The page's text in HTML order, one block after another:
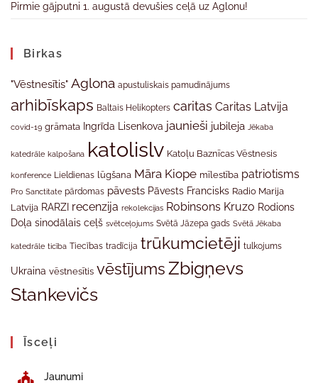
Pirmie gājputni 1. augustā devušies ceļā uz Aglonu!
Birkas
"Vēstnesītis" Aglona apustuliskais pamudinājums
arhibīskaps Baltais Helikopters caritas Caritas Latvija
covid-19 grāmata Ingrīda Lisenkova jaunieši jubileja Jēkaba
katedrāle kalpošana katolislv Katoļu Baznīcas Vēstnesis
konference Lieldienas lūgšana Māra Kiope mīlestība patriotisms
Pro Sanctitate pārdomas pāvests Pāvests Francisks Radio Marija
Latvija RARZI recenzija rekolekcijas Robinsons Kruzo Rodions
Doļa sinodālais ceļš svētceļojums Svētā Jāzepa gads Svētā Jēkaba
katedrāle ticība Tiecības tradīcija trūkumcietēji tulkojums
Ukraina vēstnesītis vēstījumsZbigņevs
Stankevičs
Īsceļi
Jaunumi